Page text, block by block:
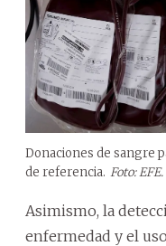
Donaciones de sangre
de referencia. Foto: EFE.
Asimismo, la
enfermedad y el